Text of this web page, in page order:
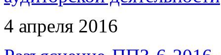
4 апреля 2016